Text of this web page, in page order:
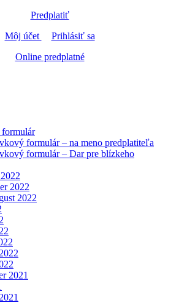
Predplatiť
Môj účet
Prihlásiť sa
Online predplatné
formulár – na meno predplatiteľa
formulár – Dar pre blízkeho
2022
2022
2021